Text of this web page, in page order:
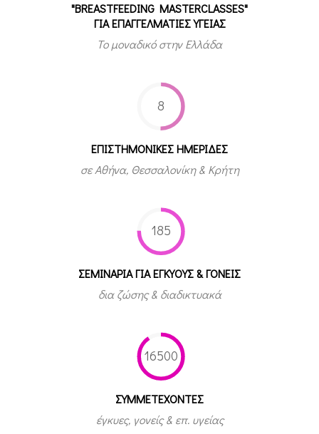
"BREASTFEEDING MASTERCLASSES"
ΓΙΑ ΕΠΑΓΓΕΛΜΑΤΙΕΣ ΥΓΕΙΑΣ
Το μοναδικό στην Ελλάδα
8
ΕΠΙΣΤΗΜΟΝΙΚΕΣ ΗΜΕΡΙΔΕΣ
σε Αθήνα, Θεσσαλονίκη & Κρήτη
185
ΣΕΜΙΝΑΡΙΑ ΓΙΑ ΕΓΚΥΟΥΣ & ΓΟΝΕΙΣ
δια ζώσης & διαδικτυακά
16500
ΣΥΜΜΕΤEΧΟΝΤΕΣ
έγκυες, γονείς & επ. υγείας